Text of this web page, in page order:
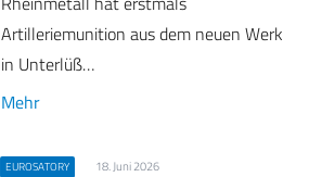
Artilleriemunition aus dem neuen Werk
in Unterlüß…
Mehr
EUROSATORY 18. Juni 2026